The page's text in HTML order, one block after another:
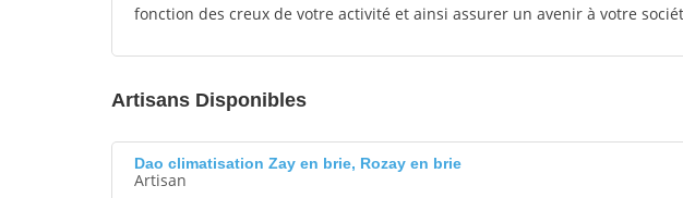
fonction des creux de votre activité et ainsi assurer un avenir à votre
Artisans Disponibles
Dao climatisation Zay en brie, Rozay en brie
Artisan